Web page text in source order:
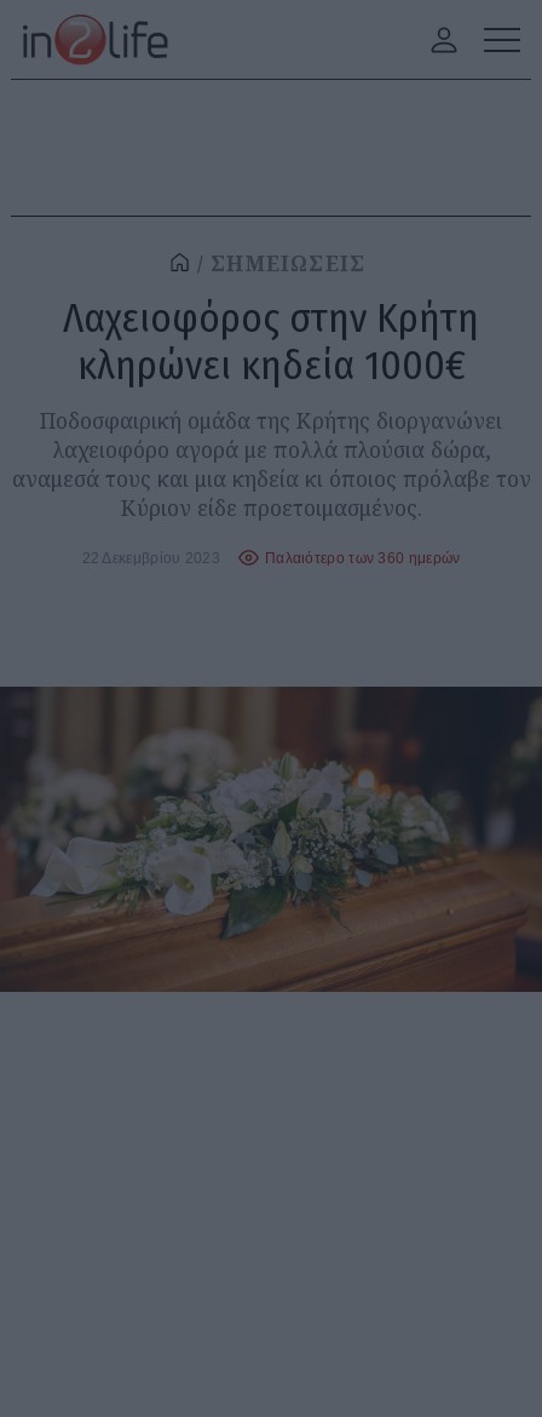
ΣΗΜΕΙΩΣΕΙΣ
Λαχειοφόρος στην Κρήτη
κληρώνει κηδεία 1000€
Ποδοσφαιρική ομάδα της Κρήτης διοργανώνει
λαχειοφόρο αγορά με πολλά πλούσια δώρα,
αναμεσά τους και μια κηδεία κι όποιος πρόλαβε τον
Κύριον είδε προετοιμασμένος.
22 Δεκεμβρίου 2023 Παλαιότερο των 360 ημερών